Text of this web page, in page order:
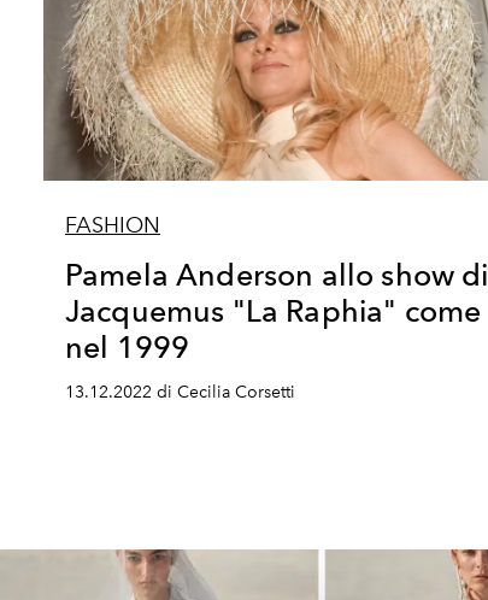
FASHION
Pamela Anderson allo show di
Jacquemus "La Raphia" come
nel 1999
13.12.2022 di Cecilia Corsetti